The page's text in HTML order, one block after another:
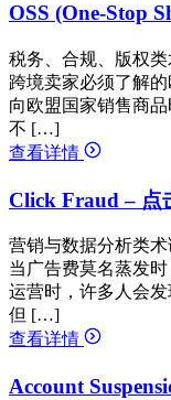
OSS (One-Stop
税务、合规、版权
跨境卖家必须了解
向欧盟国家销售商
不 […]
查看详情
Click Fraud – 点
营销与数据分析类术
当广告费莫名蒸发
运营时，许多人会
但 […]
查看详情
Account